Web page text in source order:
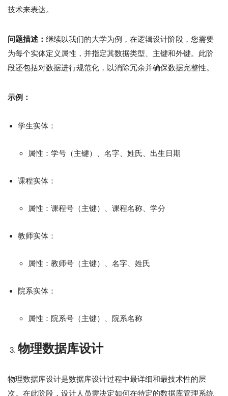
技术来表达。
问题描述： 继续以我们的大学为例，在逻辑设计阶段，您需要
为每个实体定义属性，并指定其数据类型、主键和外键。此阶
段还包括对数据进行规范化，以消除冗余并确保数据完整性。
示例：
学生实体：
属性：学号（主键）、名字、姓氏、出生日期
课程实体：
属性：课程号（主键）、课程名称、学分
教师实体：
属性：教师号（主键）、名字、姓氏
院系实体：
属性：院系号（主键）、院系名称
物理数据库设计
物理数据库设计是数据库设计过程中最详细和最技术性的层
次。在此阶段，设计人员需决定如何在特定的数据库管理系统